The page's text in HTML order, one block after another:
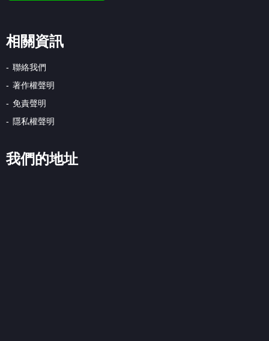
相關資訊
聯絡我們
著作權聲明
免責聲明
隱私權聲明
我們的地址